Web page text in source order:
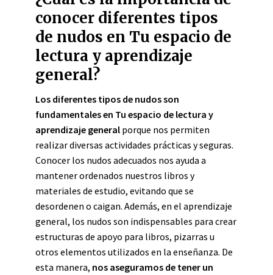
conocer diferentes tipos
de nudos en Tu espacio de
lectura y aprendizaje
general?
Los diferentes tipos de nudos son
fundamentales en Tu espacio de lectura y
aprendizaje general porque nos permiten
realizar diversas actividades prácticas y seguras.
Conocer los nudos adecuados nos ayuda a
mantener ordenados nuestros libros y
materiales de estudio, evitando que se
desordenen o caigan. Además, en el aprendizaje
general, los nudos son indispensables para crear
estructuras de apoyo para libros, pizarras u
otros elementos utilizados en la enseñanza. De
esta manera, nos aseguramos de tener un